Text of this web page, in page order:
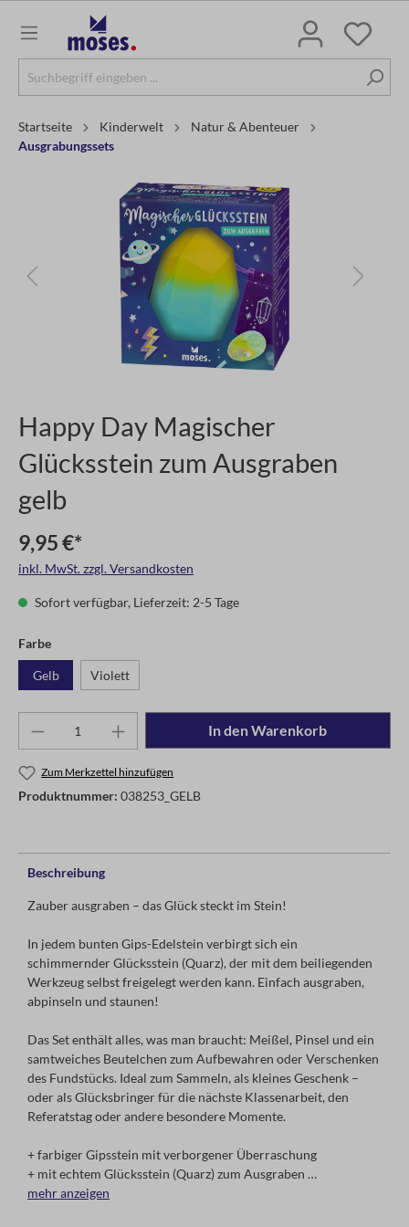
Startseite Kinderwelt
Natur & Abenteuer
Ausgrabungssets
Happy Day Magischer
Glücksstein zum Ausgraben
gelb
9,95 €*
inkl. MwSt. zzgl. Versandkosten
Sofort verfügbar, Lieferzeit: 2-5 Tage
Farbe
Gelb Violett
In den Warenkorb
Zum Merkzettel hinzufügen
Produktnummer: 038253_GELB
Beschreibung
Zauber ausgraben – das Glück steckt im Stein!
In jedem bunten Gips-Edelstein verbirgt sich ein
schimmernder Glücksstein (Quarz), der mit dem beiliegenden
Werkzeug selbst freigelegt werden kann. Einfach ausgraben,
abpinseln und staunen!
Das Set enthält alles, was man braucht: Meißel, Pinsel und ein
samtweiches Beutelchen zum Aufbewahren oder Verschenken
des Fundstücks. Ideal zum Sammeln, als kleines Geschenk –
oder als Glücksbringer für die nächste Klassenarbeit, den
Referatstag oder andere besondere Momente.
+ farbiger Gipsstein mit verborgener Überraschung
+ mit echtem Glücksstein (Quarz) zum Ausgraben
+ inkl. Ausgrabungswerkzeug aus Holz: Meißel und Pinsel
mehr anzeigen